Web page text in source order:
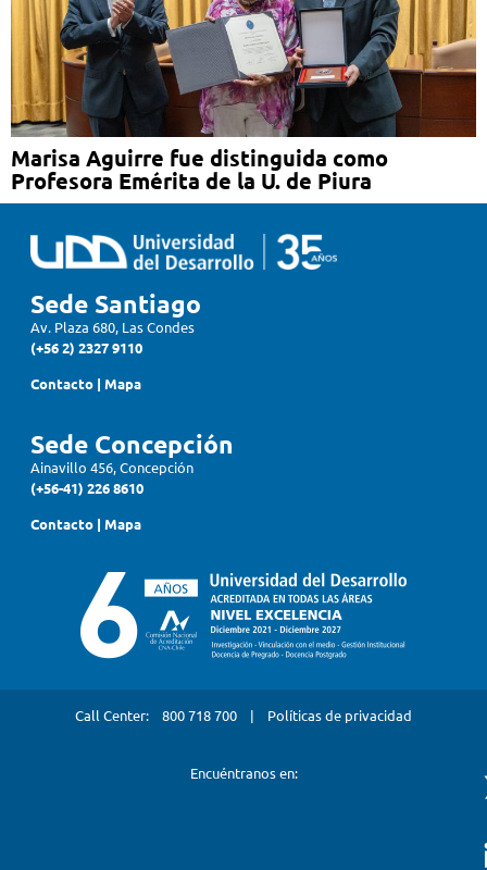
Marisa Aguirre fue distinguida como
Profesora Emérita de la U. de Piura
Sede Santiago
Av. Plaza 680, Las Condes
(+56 2) 2327 9110
Contacto | Mapa
Sede Concepción
Ainavillo 456, Concepción
(+56-41) 226 8610
Contacto | Mapa
Call Center: 800 718 700 | Políticas de privacidad
Encuéntranos en: